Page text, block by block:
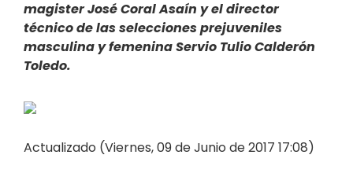
magister José Coral Asaín y el director
técnico de las selecciones prejuveniles
masculina y femenina Servio Tulio Calderón
Toledo.
Actualizado (Viernes, 09 de Junio de 2017 17:08)